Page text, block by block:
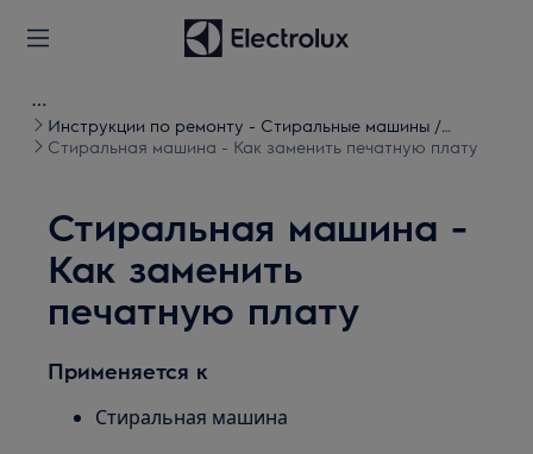
Инструкции по ремонту - Стиральные машины /
Стиральные машины с сушкой
Стиральная машина - Как заменить печатную плату
Стиральная машина -
Как заменить
печатную плату
Применяется к
Стиральная машина